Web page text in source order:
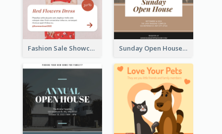
Fashion Sale Showcase Instagram Post Sunday Open House Instagram Post